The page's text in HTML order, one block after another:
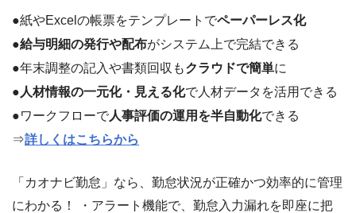
●紙やExcelの帳票をテンプレートでペーパーレス化
●給与明細の発行や配布がシステム上で完結できる
●年末調整の記入や書類回収もクラウドで簡単に
● 人材情報の一元化・見える化で人材データを活用できる
●ワークフローで人事評価の運用を半自動化できる
⇒詳しくはこちらから
「カオナビ勤怠」なら、勤怠状況が正確かつ効率的に管理
にわかる！ ・アラート機能で、勤怠入力漏れを即座に把